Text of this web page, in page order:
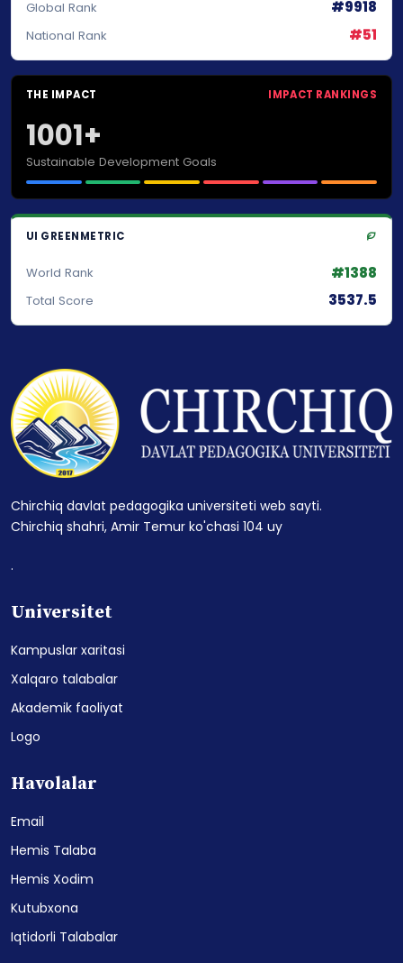
Global Rank #9918
National Rank #51
THE IMPACT IMPACT RANKINGS
1001+
Sustainable Development Goals
UI GREENMETRIC
World Rank #1388
Total Score 3537.5
Chirchiq davlat pedagogika universiteti web sayti.
Chirchiq shahri, Amir Temur ko'chasi 104 uy
.
Universitet
Kampuslar xaritasi
Xalqaro talabalar
Akademik faoliyat
Logo
Havolalar
Email
Hemis Talaba
Hemis Xodim
Kutubxona
Iqtidorli Talabalar